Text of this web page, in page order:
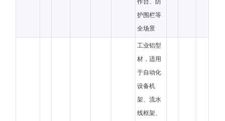
作台、防
护围栏等
全场景
工业铝型
材，适用
于自动化
设备机
架、流水
线框架、